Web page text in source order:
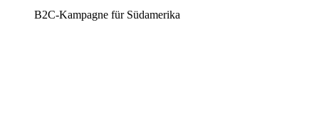
B2C-Kampagne für Südamerika